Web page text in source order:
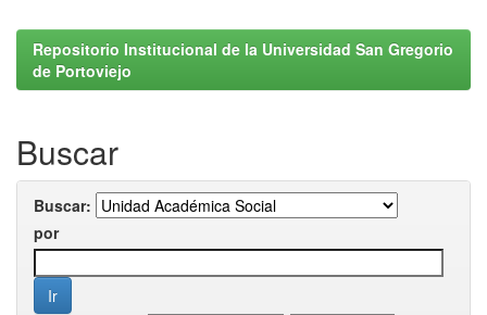
Repositorio Institucional de la Universidad San Gregorio
de Portoviejo
Buscar
Buscar:
por